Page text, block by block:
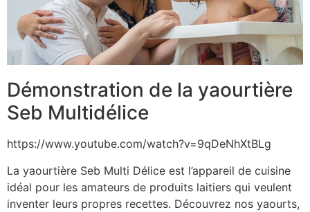
Démonstration de la yaourtière
Seb Multidélice
https://www.youtube.com/watch?v=9qDeNhXtBLg
La yaourtière Seb Multi Délice est l’appareil de cuisine
idéal pour les amateurs de produits laitiers qui veulent
inventer leurs propres recettes. Découvrez nos yaourts,